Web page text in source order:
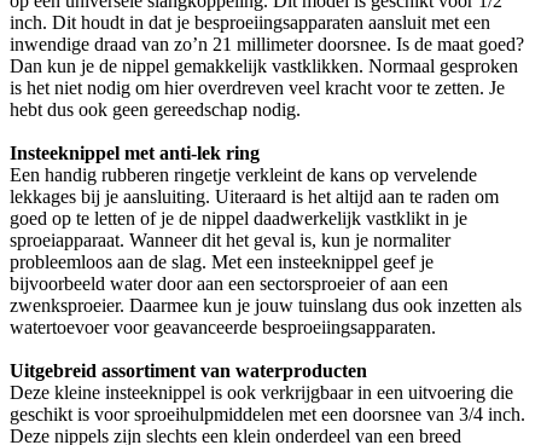
inch. Dit houdt in dat je besproeiingsapparaten aansluit met een
inwendige draad van zo’n 21 millimeter doorsnee. Is de maat goed?
Dan kun je de nippel gemakkelijk vastklikken. Normaal gesproken
is het niet nodig om hier overdreven veel kracht voor te zetten. Je
hebt dus ook geen gereedschap nodig.
Insteeknippel met anti-lek ring
Een handig rubberen ringetje verkleint de kans op vervelende
lekkages bij je aansluiting. Uiteraard is het altijd aan te raden om
goed op te letten of je de nippel daadwerkelijk vastklikt in je
sproeiapparaat. Wanneer dit het geval is, kun je normaliter
probleemloos aan de slag. Met een insteeknippel geef je
bijvoorbeeld water door aan een sectorsproeier of aan een
zwenksproeier. Daarmee kun je jouw tuinslang dus ook inzetten als
watertoevoer voor geavanceerde besproeiingsapparaten.
Uitgebreid assortiment van waterproducten
Deze kleine insteeknippel is ook verkrijgbaar in een uitvoering die
geschikt is voor sproeihulpmiddelen met een doorsnee van 3/4 inch.
Deze nippels zijn slechts een klein onderdeel van een breed